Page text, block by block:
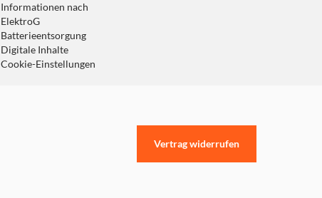
Informationen nach
ElektroG
Batterieentsorgung
Digitale Inhalte
Cookie-Einstellungen
Vertrag widerrufen